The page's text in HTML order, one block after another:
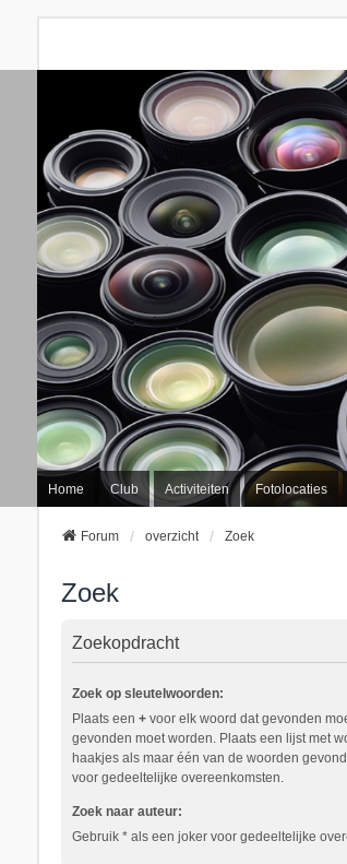
Home Club Activiteiten Fotolocaties
Forum overzicht Zoek
Zoek
Zoekopdracht
Zoek op sleutelwoorden:
Plaats een +voor elk woord dat gevonden
gevonden moet worden. Plaats een lijst met
haakjes als maar één van de woorden
voor gedeeltelijke overeenkomsten.
Zoek naar auteur:
Gebruik * als een joker voor gedeeltelijke